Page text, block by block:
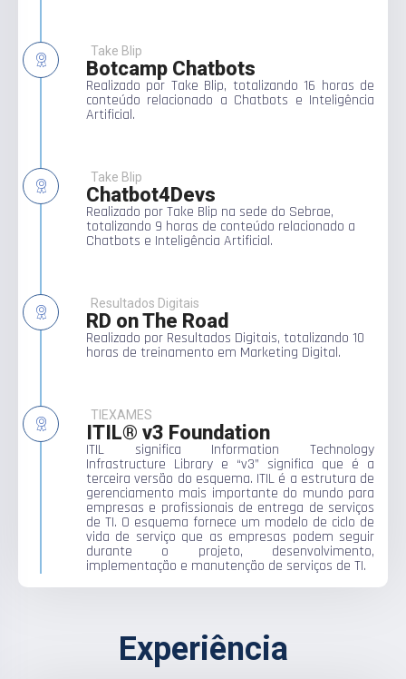
Take Blip
Botcamp Chatbots
Realizado por Take Blip, totalizando 16 horas de
conteúdo relacionado a Chatbots e Inteligência
Artificial.
Take Blip
Chatbot4Devs
Realizado por Take Blip na sede do Sebrae,
totalizando 9 horas de conteúdo relacionado a
Chatbots e Inteligência Artificial.
Resultados Digitais
RD on The Road
Realizado por Resultados Digitais, totalizando 10
horas de treinamento em Marketing Digital.
TIEXAMES
ITIL® v3 Foundation
ITIL significa Information Technology
Infrastructure Library e “v3” significa que é a
terceira versão do esquema. ITIL é a estrutura de
gerenciamento mais importante do mundo para
empresas e profissionais de entrega de serviços
de TI. O esquema fornece um modelo de ciclo de
vida de serviço que as empresas podem seguir
durante o projeto, desenvolvimento,
implementação e manutenção de serviços de TI.
Experiência